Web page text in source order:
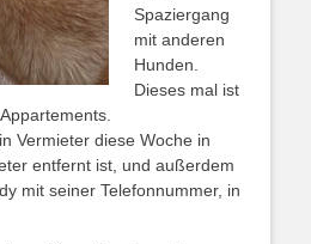
Spaziergang
mit anderen
Hunden.
Dieses mal ist
Vermieter diese Woche in
entfernt ist, und außerdem
mit seiner Telefonnummer, in